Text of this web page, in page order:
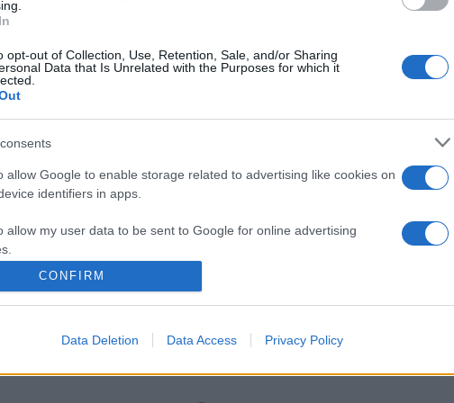
opt-out of Collection, Use, Retention, Sale, and/or Sharing
Data that Is Unrelated with the Purposes for which it
allow Google to enable storage related to advertising like cookies on
identifiers in apps.
allow my user data to be sent to Google for online advertising
identifiers in apps.
CONFIRM
Data Deletion Data Access Privacy Policy
matchs diffusés à la télévision en France de l'équipe
teamTurquieannoncées à la télévision pour le
à vous rendre chez notre partenaire RezoSport.com
les classements, calendriers et résultats.